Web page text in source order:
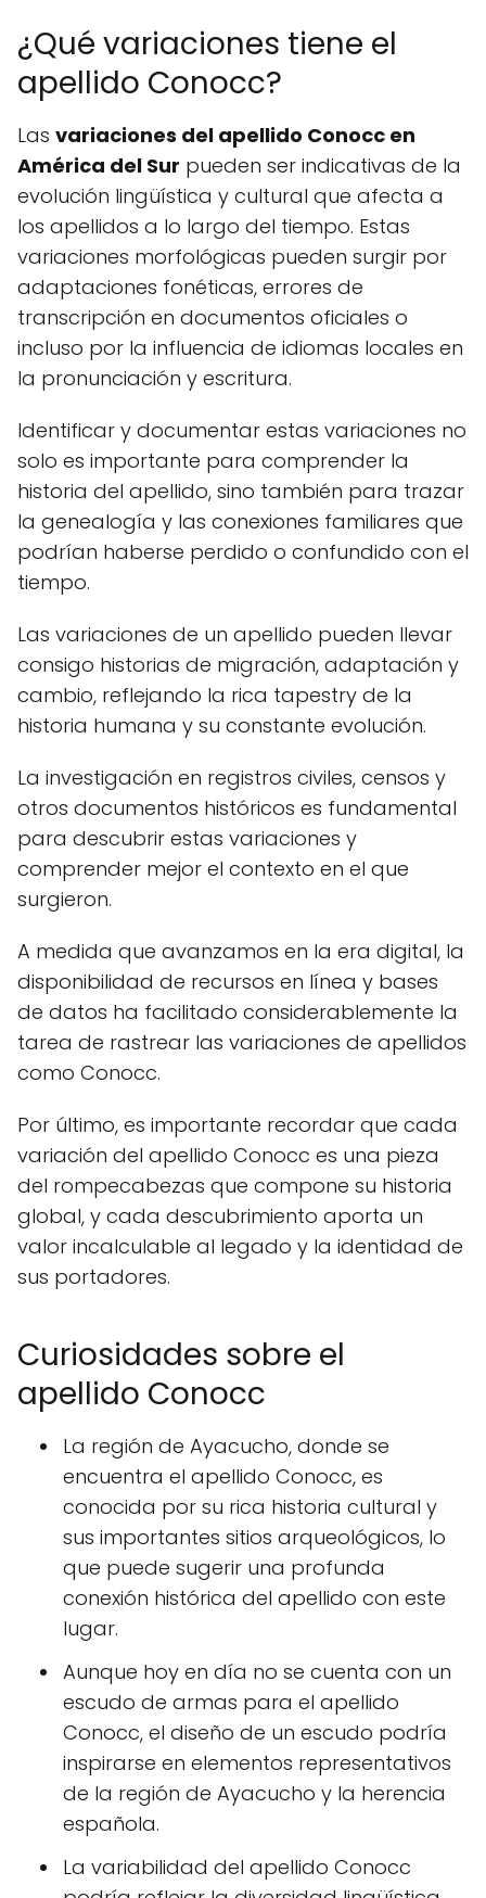
¿Qué variaciones tiene el
apellido Conocc?
Las variaciones del apellido Conocc en
América del Sur pueden ser indicativas de la
evolución lingüística y cultural que afecta a
los apellidos a lo largo del tiempo. Estas
variaciones morfológicas pueden surgir por
adaptaciones fonéticas, errores de
transcripción en documentos oficiales o
incluso por la influencia de idiomas locales en
la pronunciación y escritura.
Identificar y documentar estas variaciones no
solo es importante para comprender la
historia del apellido, sino también para trazar
la genealogía y las conexiones familiares que
podrían haberse perdido o confundido con el
tiempo.
Las variaciones de un apellido pueden llevar
consigo historias de migración, adaptación y
cambio, reflejando la rica tapestry de la
historia humana y su constante evolución.
La investigación en registros civiles, censos y
otros documentos históricos es fundamental
para descubrir estas variaciones y
comprender mejor el contexto en el que
surgieron.
A medida que avanzamos en la era digital, la
disponibilidad de recursos en línea y bases
de datos ha facilitado considerablemente la
tarea de rastrear las variaciones de apellidos
como Conocc.
Por último, es importante recordar que cada
variación del apellido Conocc es una pieza
del rompecabezas que compone su historia
global, y cada descubrimiento aporta un
valor incalculable al legado y la identidad de
sus portadores.
Curiosidades sobre el
apellido Conocc
La región de Ayacucho, donde se
encuentra el apellido Conocc, es
conocida por su rica historia cultural y
sus importantes sitios arqueológicos, lo
que puede sugerir una profunda
conexión histórica del apellido con este
lugar.
Aunque hoy en día no se cuenta con un
escudo de armas para el apellido
Conocc, el diseño de un escudo podría
inspirarse en elementos representativos
de la región de Ayacucho y la herencia
española.
La variabilidad del apellido Conocc